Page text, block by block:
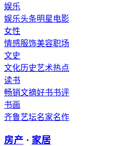
娱乐
娱乐头条明星 电影
女性
情感服饰美容职场
文史
文化历史艺术热点
读书
畅销文摘好书书评
书画
齐鲁艺坛名家名作
房产 · 家居